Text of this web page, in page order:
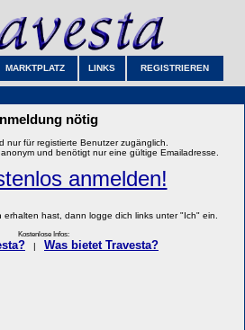
MARKTPLATZ LINKS REGISTRIEREN
nötig
nur für registierte Benutzer zugänglich.
und benötigt nur eine gültige Emailadresse.
anmelden!
hast, dann logge dich links unter "Ich" ein.
Kostenlose Infos:
Was bietet Travesta?